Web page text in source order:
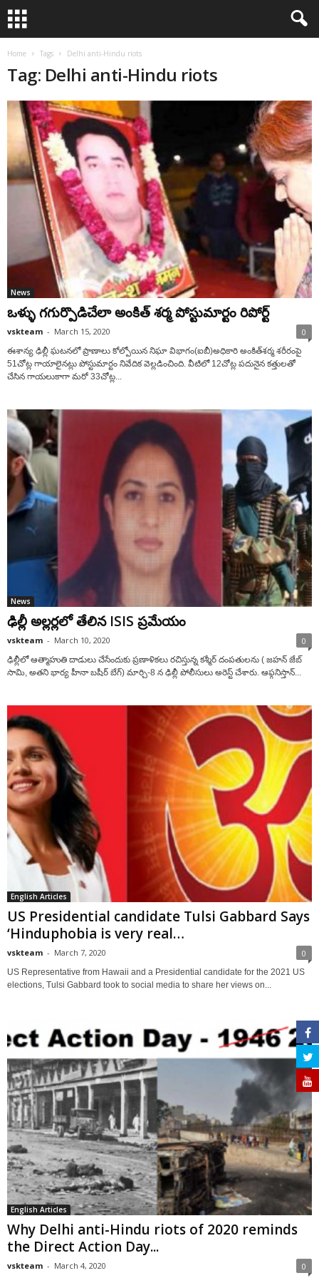
Home Tags Delhi anti-Hindu riots
Tag: Delhi anti-Hindu riots
News
ఒళ్ళు గగుర్పొడిచేలా అంకిత్ శర్మ పోస్టుమార్టం రిపోర్ట్
vskteam - March 15, 2020 0
ఈశాన్య ఢిల్లీ ఘటనలో ప్రాణాలు కోల్పోయిన నిఘా విభాగం(ఐబీ)అధికారి అంకిత్‌శర్మ శరీరంపై
51చోట్ల గాయాలైనట్లు పోస్టుమార్టం నివేదిక వెల్లడించింది. వీటిలో 12చోట్ల పదునైన కత్తులతో
చేసిన గాయలుకాగా మరో 33చోట్ల...
News
ఢిల్లీ అల్లర్లలో తేలిన ISIS ప్రమేయం
vskteam - March 10, 2020 0
ఢిల్లీలో ఆత్మాహుతి దాడులు చేసేందుకు ప్రణాళికలు రచిస్తున్న కశ్మీర్ దంపతులను ( జహన్ జేబ్
సామి, అతని భార్య హీనా బషీర్ బేగ్) మార్చి-8 న ఢిల్లీ పోలీసులు అరెస్ట్ చేశారు. ఆఫ్గనిస్తాన్...
English Articles
US Presidential candidate Tulsi Gabbard Says
‘Hinduphobia is very real…
vskteam - March 7, 2020 0
US Representative from Hawaii and a Presidential candidate for the 2021 US
elections, Tulsi Gabbard took to social media to share her views on...
English Articles
Why Delhi anti-Hindu riots of 2020 reminds
the Direct Action Day...
vskteam - March 4, 2020 0